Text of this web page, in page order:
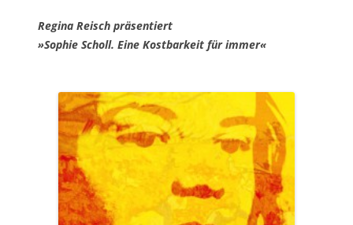
Regina Reisch präsentiert
»Sophie Scholl. Eine Kostbarkeit für immer«